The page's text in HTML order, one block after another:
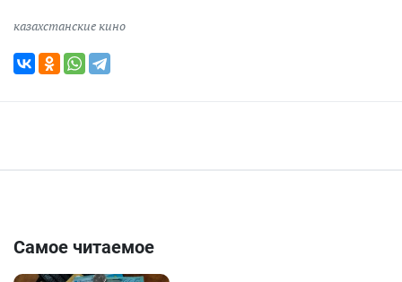
казахстанские кино
Самое читаемое